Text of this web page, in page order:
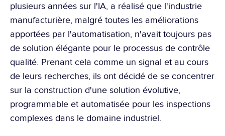
plusieurs années sur l'IA, a réalisé que l'industrie
manufacturière, malgré toutes les améliorations
apportées par l'automatisation, n'avait toujours pas
de solution élégante pour le processus de contrôle
qualité. Prenant cela comme un signal et au cours
de leurs recherches, ils ont décidé de se concentrer
sur la construction d'une solution évolutive,
programmable et automatisée pour les inspections
complexes dans le domaine industriel.